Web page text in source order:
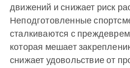
движений и снижает риск
Неподготовленные
сталкиваются с
которая мешает
снижает удовольствие от